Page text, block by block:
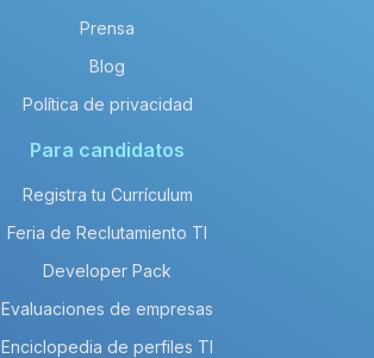
Prensa
Blog
Política de privacidad
Para candidatos
Registra tu Currículum
Feria de Reclutamiento TI
Developer Pack
Evaluaciones de empresas
Enciclopedia de perfiles TI